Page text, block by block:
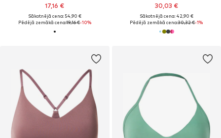
17,16 €
Sākotnējā cena: 54,90 €
Pēdējā zemākā cena:19,16 €-10%
30,03 €
Sākotnējā cena: 42,90 €
Pēdējā zemākā cena:30,32 €-1%